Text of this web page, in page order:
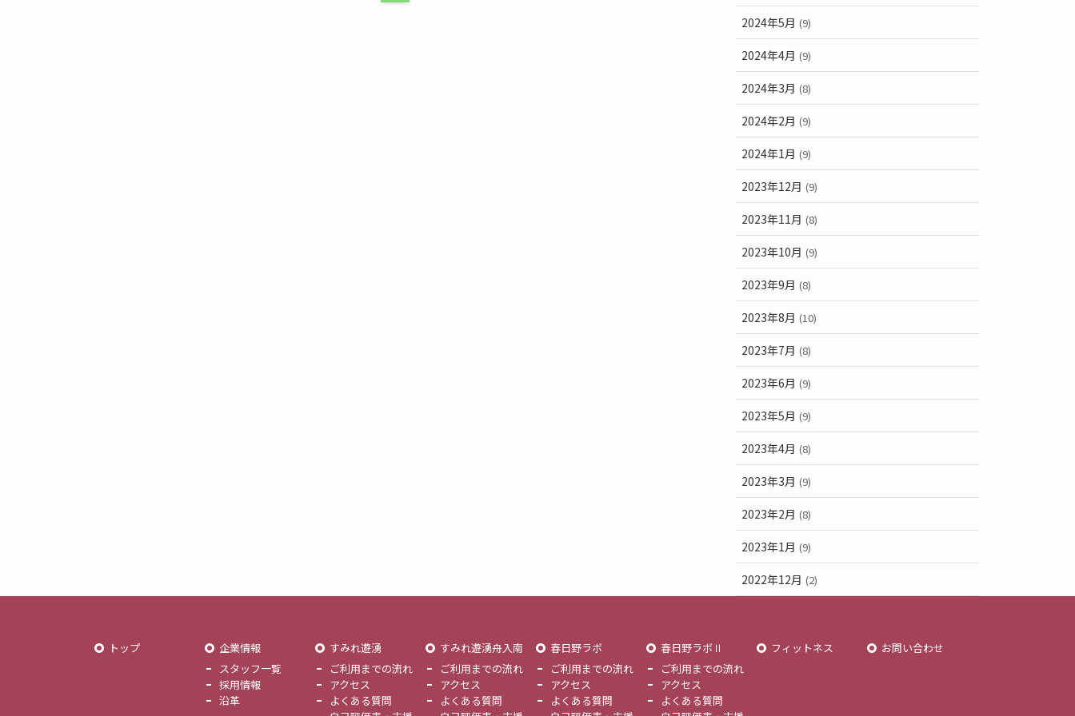
2024年5月 (9)
2024年4月 (9)
2024年3月 (8)
2024年2月 (9)
2024年1月 (9)
2023年12月 (9)
2023年11月 (8)
2023年10月 (9)
2023年9月 (8)
2023年8月 (10)
2023年7月 (8)
2023年6月 (9)
2023年5月 (9)
2023年4月 (8)
2023年3月 (9)
2023年2月 (8)
2023年1月 (9)
2022年12月 (2)
トップ
企業情報
スタッフ一覧
採用情報
沿革
すみれ遊湧
ご利用までの流れ
アクセス
よくある質問
すみれ遊湧舟入南
ご利用までの流れ
アクセス
よくある質問
春日野ラボ
ご利用までの流れ
アクセス
よくある質問
春日野ラボⅡ
ご利用までの流れ
アクセス
よくある質問
フィットネス お問い合わせ